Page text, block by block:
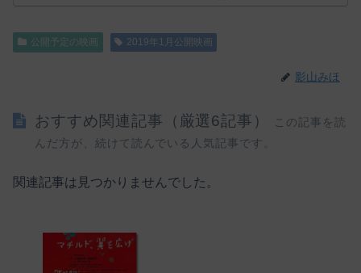
公開予定の映画 2019年1月公開映画
影山みほ
おすすめ関連記事（厳選6記事）
この記事を読
んだ方が、続けて読んでいる人気記事です。
関連記事は見つかりませんでした。